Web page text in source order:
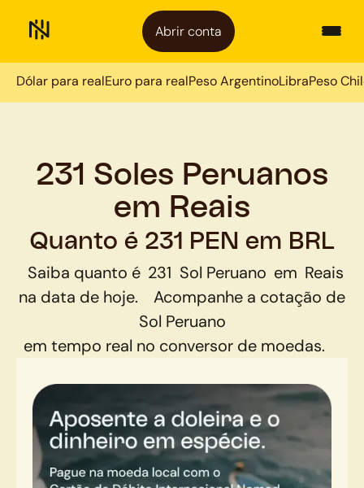
Abrir conta
Dólar para realEuro para realPeso ArgentinoLibraPeso
231 Soles Peruanos
em Reais
Quanto é 231 PEN em BRL
Saiba quanto é 231 Sol Peruano em Reais
na data de hoje.
Acompanhe a cotação de
Sol Peruano
em tempo real no conversor de moedas.